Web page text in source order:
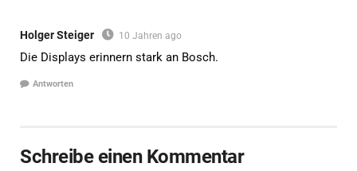
Holger Steiger 10 Jahren ago
Die Displays erinnern stark an Bosch.
Antworten
Schreibe einen Kommentar